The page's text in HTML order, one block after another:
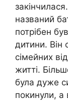
названий
потрібен
дитини. Він
сімейних
житті.
була дуже
покинули,